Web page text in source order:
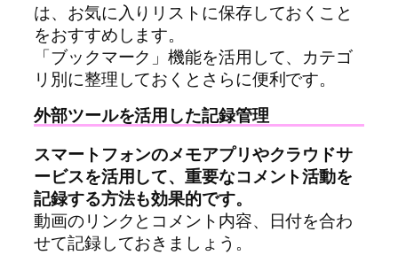
は、お気に入りリストに保存しておくこと
をおすすめします。
「ブックマーク」機能を活用して、カテゴ
リ別に整理しておくとさらに便利です。
外部ツールを活用した記録管理
スマートフォンのメモアプリやクラウドサ
ービスを活用して、重要なコメント活動を
記録する方法も効果的です。
動画のリンクとコメント内容、日付を合わ
せて記録しておきましょう。